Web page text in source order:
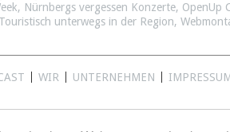
, Nürnbergs vergessen Konzerte, OpenUp
Touristisch unterwegs in der Region,
WIR UNTERNEHMEN